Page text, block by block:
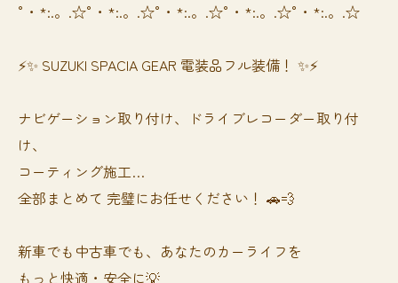
°・*:.。.☆°・*:.。.☆°・*:.。.☆°・*:.。.☆°・*:.。.☆
⚡✨ SUZUKI SPACIA GEAR 電装品フル装備！ ✨⚡
ナビゲーション取り付け、ドライブレコーダー取り付
け、
コーティング施工…
全部まとめて 完璧にお任せください！ 🚗💨
新車でも中古車でも、あなたのカーライフを
もっと快適・安全に💡